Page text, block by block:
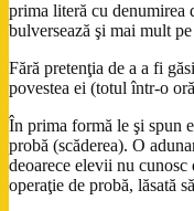
prima literă cu denumirea
bulversează şi mai mult
Fără pretenţia de a a fi
povestea ei (totul într-o
În prima formă le şi spun
probă (scăderea). O
deoarece elevii nu
operaţie de probă, lăsată